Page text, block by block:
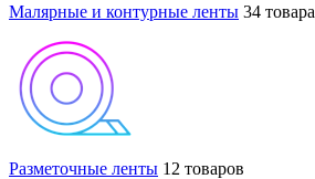
Малярные и контурные ленты 34 товара
Разметочные ленты 12 товаров